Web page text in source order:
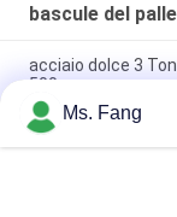
bascule del
acciaio dolce 3
500g
Scala per veicoli
tonnellate con
3000 kg di
Ms. Fang